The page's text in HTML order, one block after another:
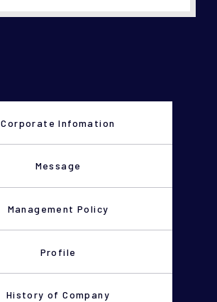
Corporate Infomation
Message
Management Policy
Profile
History of Company